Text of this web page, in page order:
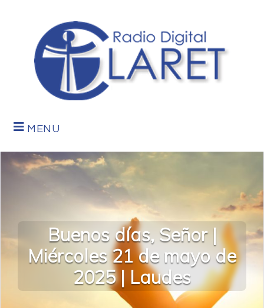
MENU
Buenos días, Señor |
Miércoles 21 de mayo de
2025 | Laudes